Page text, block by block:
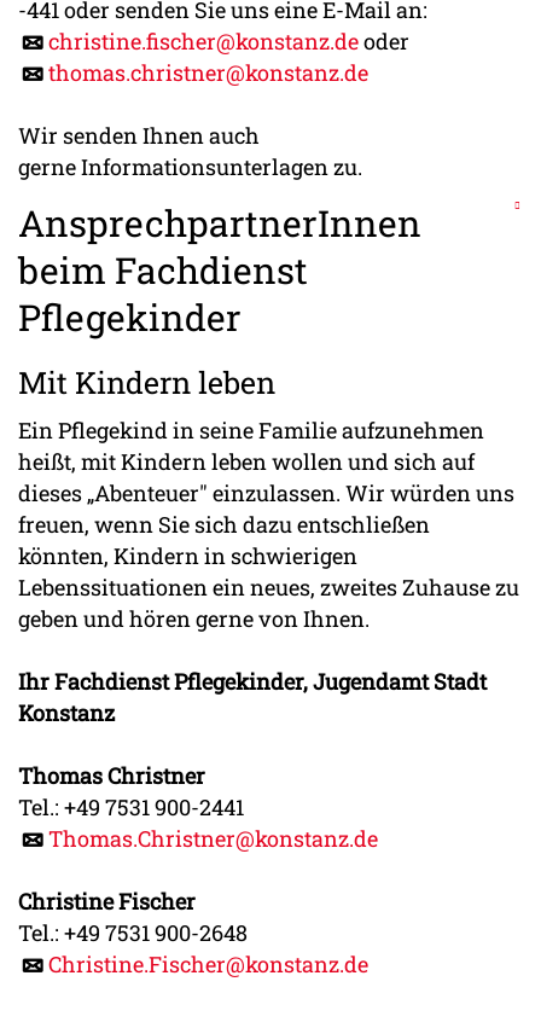
-441 oder senden Sie uns eine E-Mail an:
christine.fischer@konstanz.deoder
thomas.christner@konstanz.de
Wir senden Ihnen auch
gerne Informationsunterlagen zu.
AnsprechpartnerInnen
beim Fachdienst
Pflegekinder
Mit Kindern leben
Ein Pflegekind in seine Familie aufzunehmen
heißt, mit Kindern leben wollen und sich auf
dieses „Abenteuer" einzulassen. Wir würden uns
freuen, wenn Sie sich dazu entschließen
könnten, Kindern in schwierigen
Lebenssituationen ein neues, zweites Zuhause zu
geben und hören gerne von Ihnen.
Ihr Fachdienst Pflegekinder, Jugendamt Stadt
Konstanz
Thomas Christner
Tel.: +49 7531 900-2441
Thomas.Christner@konstanz.de
Christine Fischer
Tel.: +49 7531 900-2648
Christine.Fischer@konstanz.de